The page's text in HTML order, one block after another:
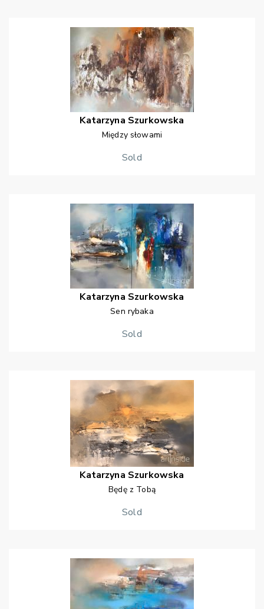
Katarzyna Szurkowska
Między słowami
Sold
Katarzyna Szurkowska
Sen rybaka
Sold
Katarzyna Szurkowska
Będę z Tobą
Sold